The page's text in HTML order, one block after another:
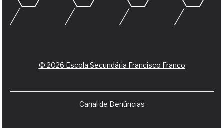
© 2026 Escola Secundária Francisco Franco
Canal de Denúncias